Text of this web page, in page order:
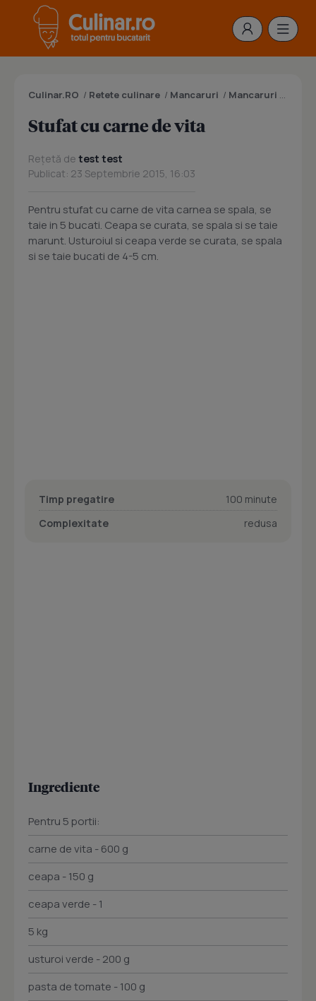
Culinar.RO / Retete culinare / Mancaruri / Mancaruri cu carne
Stufat cu carne de vita
Rețetă de test test
Publicat: 23 Septembrie 2015, 16:03
Pentru stufat cu carne de vita carnea se spala, se
taie in 5 bucati. Ceapa se curata, se spala si se taie
marunt. Usturoiul si ceapa verde se curata, se spala
si se taie bucati de 4-5 cm.
Timp pregatire
100 minute
Complexitate
redusa
Ingrediente
Pentru 5 portii:
carne de vita - 600 g
ceapa - 150 g
ceapa verde - 1
5 kg
usturoi verde - 200 g
pasta de tomate - 100 g